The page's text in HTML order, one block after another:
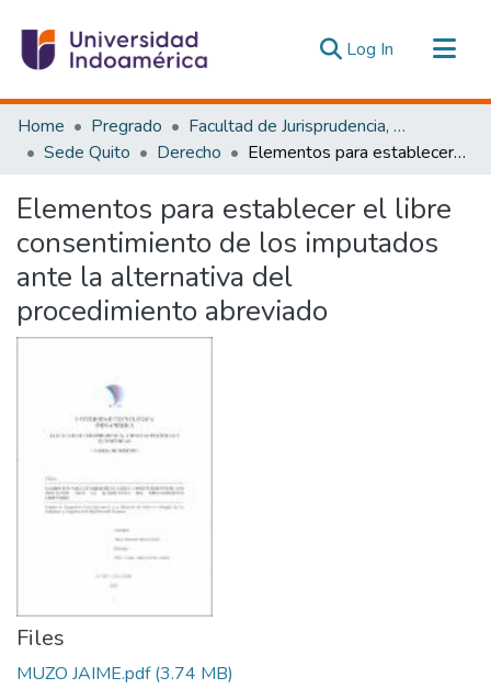
Log In (current)
Communities & Collections
All of DSpace
Estadísticas Externas
Home Pregrado
Facultad de Jurisprudencia, Ciencias Políticas y Económicas
Sede Quito
Derecho Elementos para establecer el libre consentimiento de los imputados ante la alternativa del procedimiento abreviado
Elementos para establecer el libre
consentimiento de los imputados
ante la alternativa del
procedimiento abreviado
Files
MUZO JAIME.pdf(3.74 MB)